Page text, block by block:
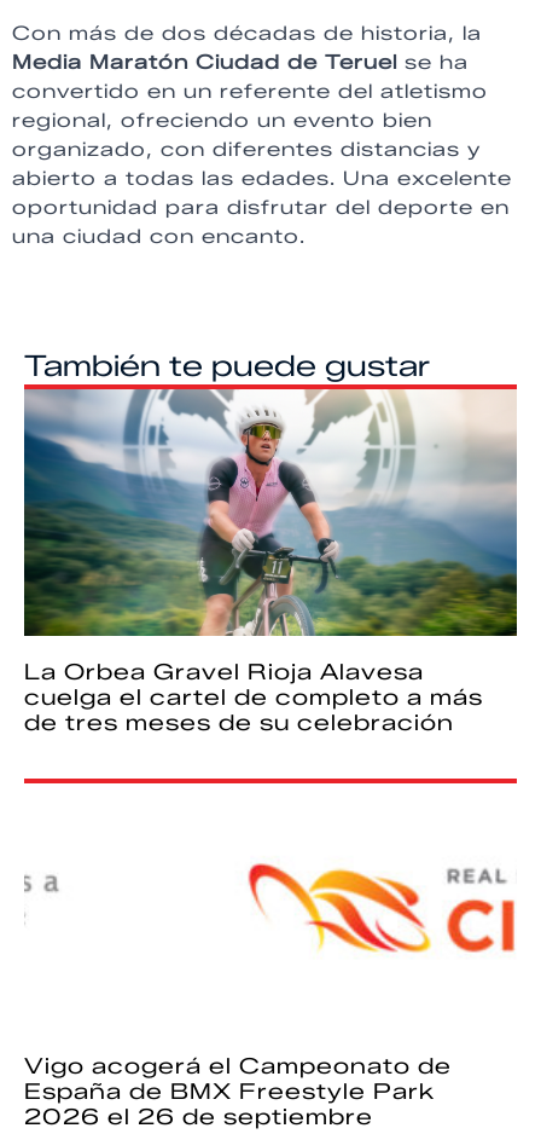
Con más de dos décadas de historia, la
Media Maratón Ciudad de Teruel se ha
convertido en un referente del atletismo
regional, ofreciendo un evento bien
organizado, con diferentes distancias y
abierto a todas las edades. Una excelente
oportunidad para disfrutar del deporte en
una ciudad con encanto.
También te puede gustar
La Orbea Gravel Rioja Alavesa
cuelga el cartel de completo a más
de tres meses de su celebración
Vigo acogerá el Campeonato de
España de BMX Freestyle Park
2026 el 26 de septiembre